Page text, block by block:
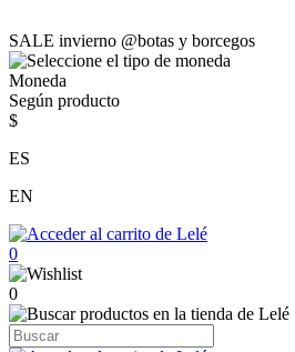
SALE invierno @botas y borcegos
Moneda
Según producto
$
ES
EN
0
0